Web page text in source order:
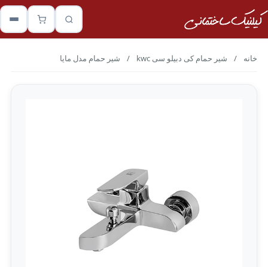
خانه / شیر حمام کی دبیلو سی kwc / شیر حمام مدل مایا